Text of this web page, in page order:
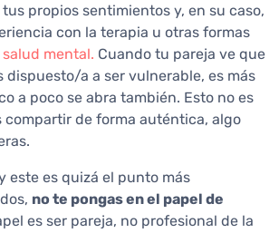
propios sentimientos y, en su caso,
con la terapia u otras formas
mental. Cuando tu pareja ve que
dispuesto/a a ser vulnerable, es más
a poco se abra también. Esto no es
compartir de forma auténtica, algo
este es quizá el punto más
no te pongas en el papel de
es ser pareja, no profesional de la